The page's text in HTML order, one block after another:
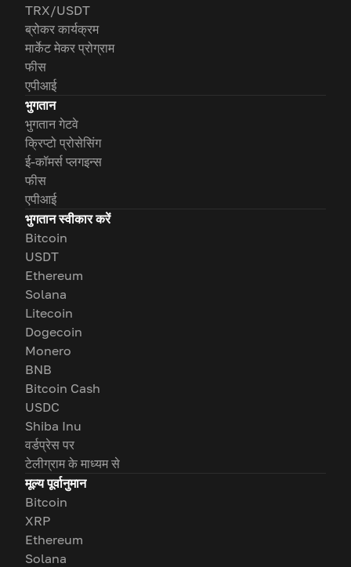
TRX/USDT
ब्रोकर कार्यक्रम
मार्केट मेकर प्रोग्राम
फीस
एपीआई
भुगतान
भुगतान गेटवे
क्रिप्टो प्रोसेसिंग
ई-कॉमर्स प्लगइन्स
फीस
एपीआई
भुगतान स्वीकार करें
Bitcoin
USDT
Ethereum
Solana
Litecoin
Dogecoin
Monero
BNB
Bitcoin Cash
USDC
Shiba Inu
वर्डप्रेस पर
टेलीग्राम के माध्यम से
मूल्य पूर्वानुमान
Bitcoin
XRP
Ethereum
Solana